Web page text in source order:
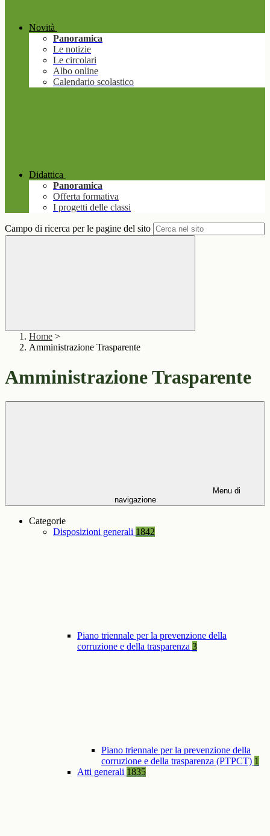
Novità
Panoramica
Le notizie
Le circolari
Albo online
Calendario scolastico
Didattica
Panoramica
Offerta formativa
I progetti delle classi
Campo di ricerca per le pagine del sito
Home >
Amministrazione Trasparente
Amministrazione Trasparente
Menu di
navigazione
Categorie
Disposizioni generali 1842
Piano triennale per la prevenzione della
corruzione e della trasparenza 3
Piano triennale per la prevenzione della
corruzione e della trasparenza (PTPCT) 1
Atti generali 1835